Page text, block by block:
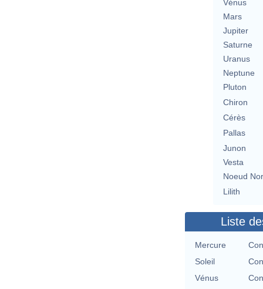
Vénus
Mars
Jupiter
Saturne
Uranus
Neptune
Pluton
Chiron
Cérès
Pallas
Junon
Vesta
Noeud
Lilith
Liste
Mercure
Soleil
Vénus